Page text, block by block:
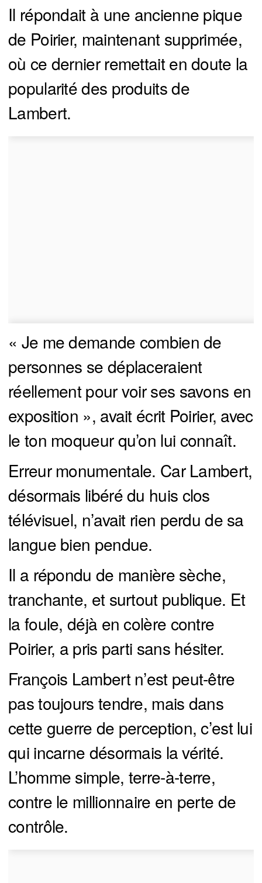
Il répondait à une ancienne pique
de Poirier, maintenant supprimée,
où ce dernier remettait en doute la
popularité des produits de
Lambert.
« Je me demande combien de
personnes se déplaceraient
réellement pour voir ses savons en
exposition », avait écrit Poirier, avec
le ton moqueur qu’on lui connaît.
Erreur monumentale. Car Lambert,
désormais libéré du huis clos
télévisuel, n’avait rien perdu de sa
langue bien pendue.
Il a répondu de manière sèche,
tranchante, et surtout publique. Et
la foule, déjà en colère contre
Poirier, a pris parti sans hésiter.
François Lambert n’est peut-être
pas toujours tendre, mais dans
cette guerre de perception, c’est lui
qui incarne désormais la vérité.
L’homme simple, terre-à-terre,
contre le millionnaire en perte de
contrôle.